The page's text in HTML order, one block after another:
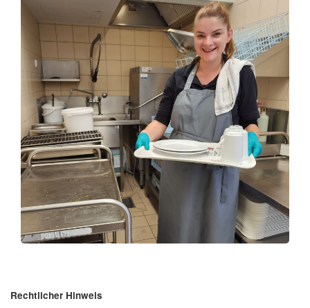
Rechtlicher Hinweis